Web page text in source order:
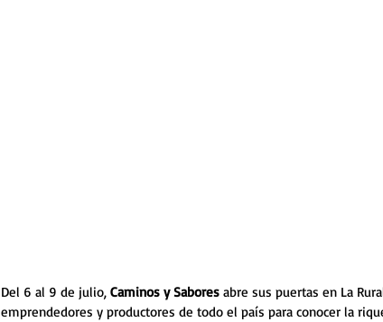
Del 6 al 9 de julio, Caminos y Sabores abre sus puertas en La
emprendedores y productores de todo el país para conocer la